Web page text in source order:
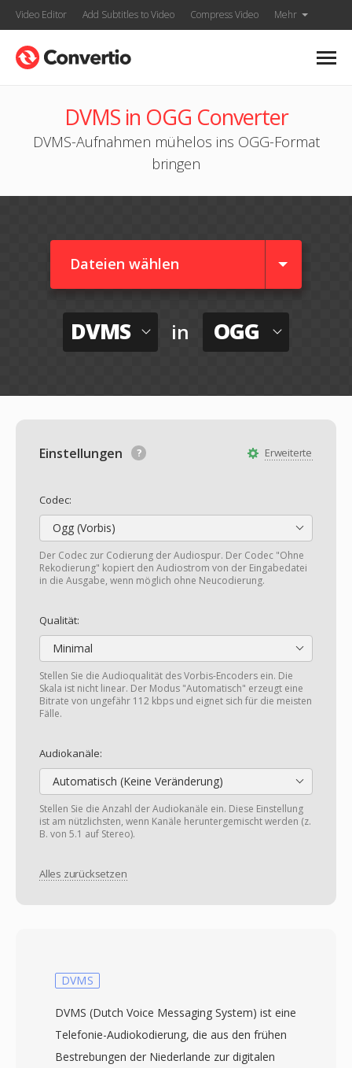
Video Editor Add Subtitles to Video Compress Video Mehr
DVMS in OGG Converter
DVMS-Aufnahmen mühelos ins OGG-Format
bringen
Dateien wählen
DVMS in OGG
Erweiterte
Einstellungen
Codec:
Ogg (Vorbis)
Der Codec zur Codierung der Audiospur. Der Codec "Ohne
Rekodierung" kopiert den Audiostrom von der Eingabedatei
in die Ausgabe, wenn möglich ohne Neucodierung.
Qualität:
Minimal
Stellen Sie die Audioqualität des Vorbis-Encoders ein. Die
Skala ist nicht linear. Der Modus "Automatisch" erzeugt eine
Bitrate von ungefähr 112 kbps und eignet sich für die meisten
Fälle.
Audiokanäle:
Automatisch (Keine Veränderung)
Stellen Sie die Anzahl der Audiokanäle ein. Diese Einstellung
ist am nützlichsten, wenn Kanäle heruntergemischt werden (z.
B. von 5.1 auf Stereo).
Alles zurücksetzen
DVMS
DVMS (Dutch Voice Messaging System) ist eine
Telefonie-Audiokodierung, die aus den frühen
Bestrebungen der Niederlande zur digitalen